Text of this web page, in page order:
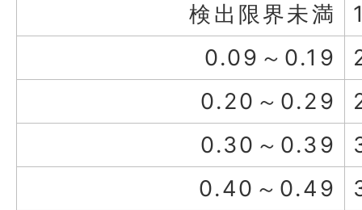
検出限界未満
0.09～0.19
0.20～0.29
0.30～0.39
0.40～0.49